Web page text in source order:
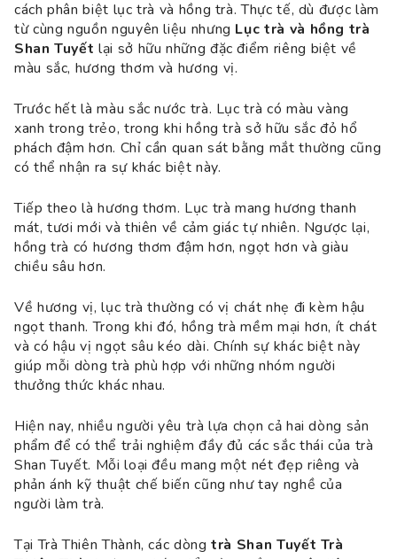
cách phân biệt lục trà và hồng trà. Thực tế, dù được làm
từ cùng nguồn nguyên liệu nhưng Lục trà và hồng trà
Shan Tuyết lại sở hữu những đặc điểm riêng biệt về
màu sắc, hương thơm và hương vị.
Trước hết là màu sắc nước trà. Lục trà có màu vàng
xanh trong trẻo, trong khi hồng trà sở hữu sắc đỏ hổ
phách đậm hơn. Chỉ cần quan sát bằng mắt thường cũng
có thể nhận ra sự khác biệt này.
Tiếp theo là hương thơm. Lục trà mang hương thanh
mát, tươi mới và thiên về cảm giác tự nhiên. Ngược lại,
hồng trà có hương thơm đậm hơn, ngọt hơn và giàu
chiều sâu hơn.
Về hương vị, lục trà thường có vị chát nhẹ đi kèm hậu
ngọt thanh. Trong khi đó, hồng trà mềm mại hơn, ít chát
và có hậu vị ngọt sâu kéo dài. Chính sự khác biệt này
giúp mỗi dòng trà phù hợp với những nhóm người
thưởng thức khác nhau.
Hiện nay, nhiều người yêu trà lựa chọn cả hai dòng sản
phẩm để có thể trải nghiệm đầy đủ các sắc thái của trà
Shan Tuyết. Mỗi loại đều mang một nét đẹp riêng và
phản ánh kỹ thuật chế biến cũng như tay nghề của
người làm trà.
Tại Trà Thiên Thành, các dòngtrà Shan Tuyết Trà